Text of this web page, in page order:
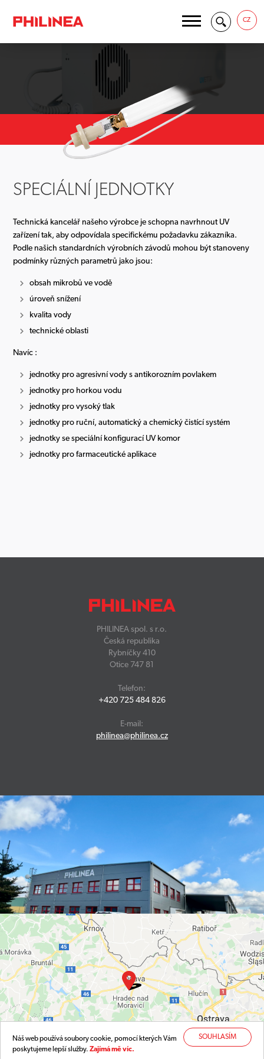
SOUHLASÍM
Náš web používá soubory cookie, pomocí kterých Vám
poskytujeme lepší služby. Zajímá mě víc.
CZ
SPECIÁLNÍ JEDNOTKY
Technická kancelář našeho výrobce je schopna navrhnout UV
zařízení tak, aby odpovídala specifickému požadavku zákazníka.
Podle našich standardních výrobních závodů mohou být stanoveny
podmínky různých parametrů jako jsou:
obsah mikrobů ve vodě
úroveň snížení
kvalita vody
technické oblasti
Navíc :
jednotky pro agresivní vody s antikorozním povlakem
jednotky pro horkou vodu
jednotky pro vysoký tlak
jednotky pro ruční, automatický a chemický čistící systém
jednotky se speciální konfigurací UV komor
jednotky pro farmaceutické aplikace
PHILINEA spol. s r.o.
Česká republika
Rybníčky 410
Otice 747 81
Telefon:
+420 725 484 826
E-mail:
philinea@philinea.cz